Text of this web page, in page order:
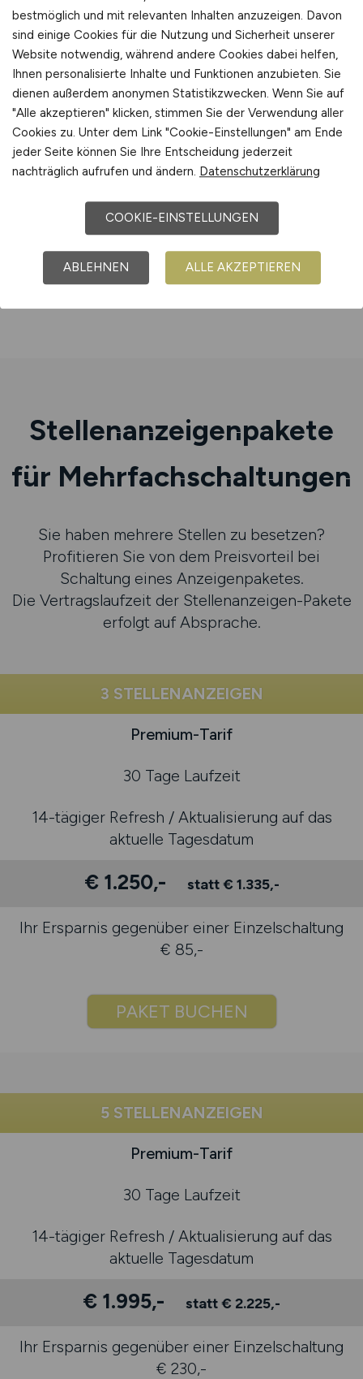
Optional zubuchbar:
Laufzeitverlängerung um weitere 30 Tage
€ 150,-
Stellenanzeigenpakete
für Mehrfachschaltungen
Sie haben mehrere Stellen zu besetzen?
Profitieren Sie von dem Preisvorteil bei
Schaltung eines Anzeigenpaketes.
Die Vertragslaufzeit der Stellenanzeigen-Pakete
erfolgt auf Absprache.
3 STELLENANZEIGEN
Premium-Tarif
30 Tage Laufzeit
14-tägiger Refresh / Aktualisierung auf das
aktuelle Tagesdatum
€ 1.250,- statt € 1.335,-
Ihr Ersparnis gegenüber einer Einzelschaltung
€ 85,-
PAKET BUCHEN
5 STELLENANZEIGEN
Premium-Tarif
30 Tage Laufzeit
14-tägiger Refresh / Aktualisierung auf das
aktuelle Tagesdatum
€ 1.995,- statt € 2.225,-
Ihr Ersparnis gegenüber einer Einzelschaltung
€ 230,-
bestmöglich und mit relevanten Inhalten anzuzeigen. Davon
sind einige Cookies für die Nutzung und Sicherheit unserer
Website notwendig, während andere Cookies dabei helfen,
Ihnen personalisierte Inhalte und Funktionen anzubieten. Sie
dienen außerdem anonymen Statistikzwecken. Wenn Sie auf
"Alle akzeptieren" klicken, stimmen Sie der Verwendung aller
Cookies zu. Unter dem Link "Cookie-Einstellungen" am Ende
jeder Seite können Sie Ihre Entscheidung jederzeit
nachträglich aufrufen und ändern. Datenschutzerklärung
COOKIE-EINSTELLUNGEN
ABLEHNEN ALLE AKZEPTIEREN